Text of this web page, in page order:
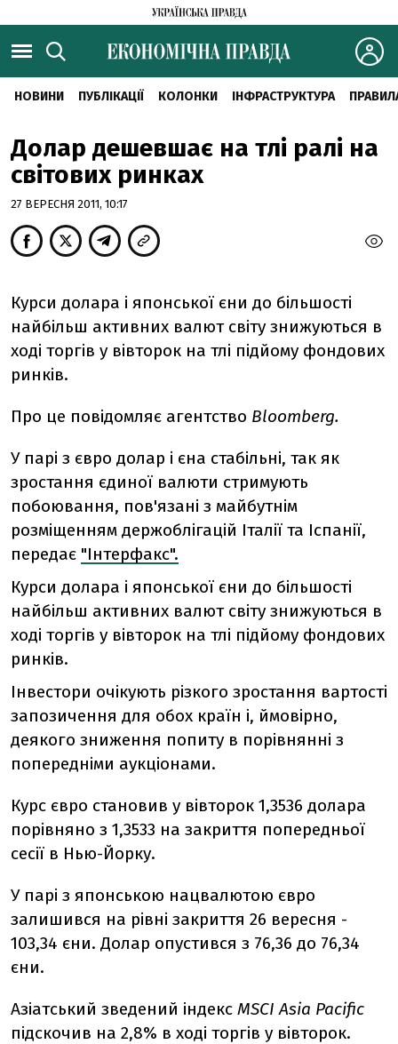
НОВИНИ ПУБЛІКАЦІЇ КОЛОНКИ ІНФРАСТРУКТУРА
Долар дешевшає на тлі ралі на
світових ринках
27 ВЕРЕСНЯ 2011, 10:17
Курси долара і японської єни до більшості
найбільш активних валют світу знижуються в
ході торгів у вівторок на тлі підйому фондових
ринків.
Про це повідомляє агентство Bloomberg.
У парі з євро долар і єна стабільні, так як
зростання єдиної валюти стримують
побоювання, пов'язані з майбутнім
розміщенням держоблігацій Італії та Іспанії,
передає "Інтерфакс".
Курси долара і японської єни до більшості
найбільш активних валют світу знижуються в
ході торгів у вівторок на тлі підйому фондових
ринків.
Інвестори очікують різкого зростання вартості
запозичення для обох країн і, ймовірно,
деякого зниження попиту в порівнянні з
попередніми аукціонами.
Курс євро становив у вівторок 1,3536 долара
порівняно з 1,3533 на закриття попередньої
сесії в Нью-Йорку.
У парі з японською нацвалютою євро
залишився на рівні закриття 26 вересня -
103,34 єни. Долар опустився з 76,36 до 76,34
єни.
Азіатський зведений індекс MSCI Asia Pacific
підскочив на 2,8% в ході торгів у вівторок.